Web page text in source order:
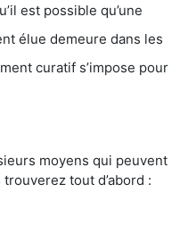
est possible qu’une
élue demeure dans les
curatif s’impose pour
moyens qui peuvent
tout d’abord :